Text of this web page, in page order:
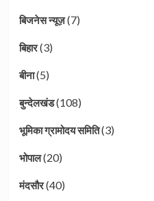
बिजनेस न्यूज़(7)
बिहार(3)
बीना(5)
बुन्देलखंड(108)
भूमिका ग्रामोदय समिति(3)
भोपाल(20)
मंदसौर(40)